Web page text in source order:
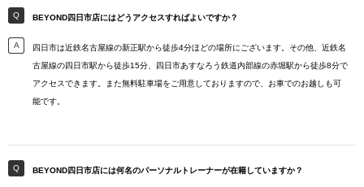
BEYOND四日市店にはどうアクセスすればよいですか？
四日市は近鉄名古屋線の新正駅から徒歩4分ほどの場所にございます。その他、近鉄名
古屋線の四日市駅から徒歩15分、四日市あすなろう鉄道内部線の赤堀駅から徒歩8分で
アクセスできます。また無料駐車場をご用意しておりますので、お車でのお越しも可
能です。
BEYOND四日市店には何名のパーソナルトレーナーが在籍していますか？